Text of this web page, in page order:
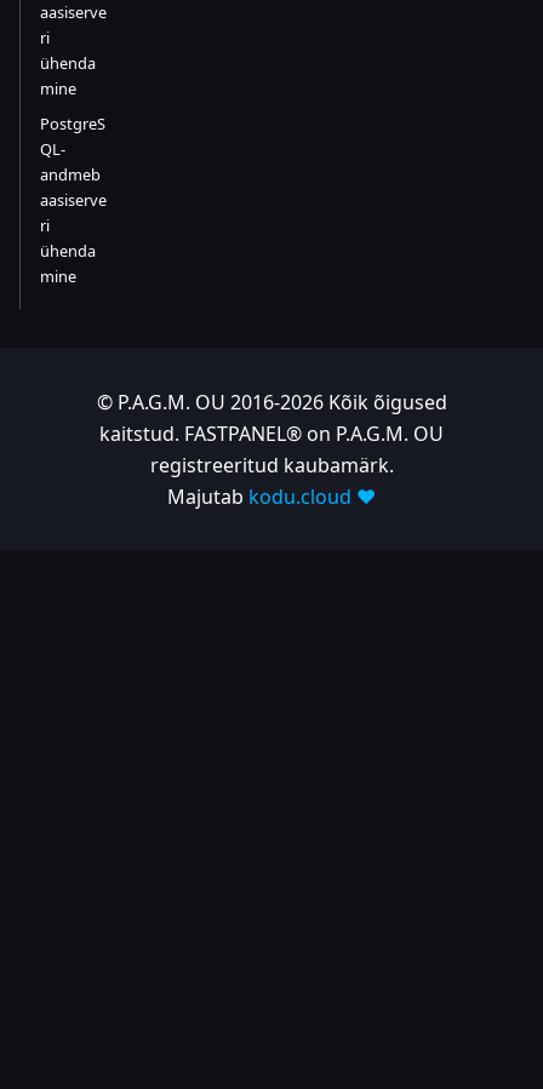
aasiserve
ri
ühenda
mine
PostgreS
QL-
andmeb
aasiserve
ri
ühenda
mine
© P.A.G.M. OU 2016-2026 Kõik õigused
kaitstud. FASTPANEL® on P.A.G.M. OU
registreeritud kaubamärk.
Majutab kodu.cloud ❤️